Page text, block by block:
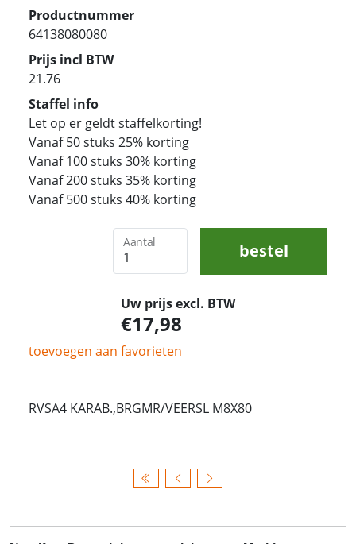
Productnummer
64138080080
Prijs incl BTW
21.76
Staffel info
Let op er geldt staffelkorting!
Vanaf 50 stuks 25% korting
Vanaf 100 stuks 30% korting
Vanaf 200 stuks 35% korting
Vanaf 500 stuks 40% korting
Aantal bestel
Uw prijs excl. BTW
17,98
toevoegen aan favorieten
RVSA4 KARAB.,BRGMR/VEERSL M8X80